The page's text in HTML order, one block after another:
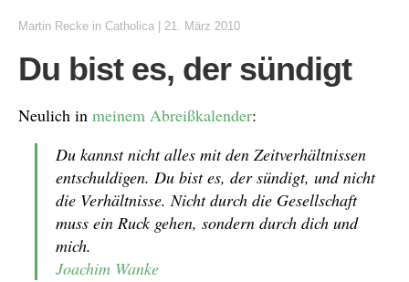
Martin Recke in Catholica 21. März 2010
Du bist es, der sündigt
Neulich in meinem Abreißkalender:
Du kannst nicht alles mit den Zeitverhältnissen
entschuldigen. Du bist es, der sündigt, und nicht
die Verhältnisse. Nicht durch die Gesellschaft
muss ein Ruck gehen, sondern durch dich und
mich.
Joachim Wanke